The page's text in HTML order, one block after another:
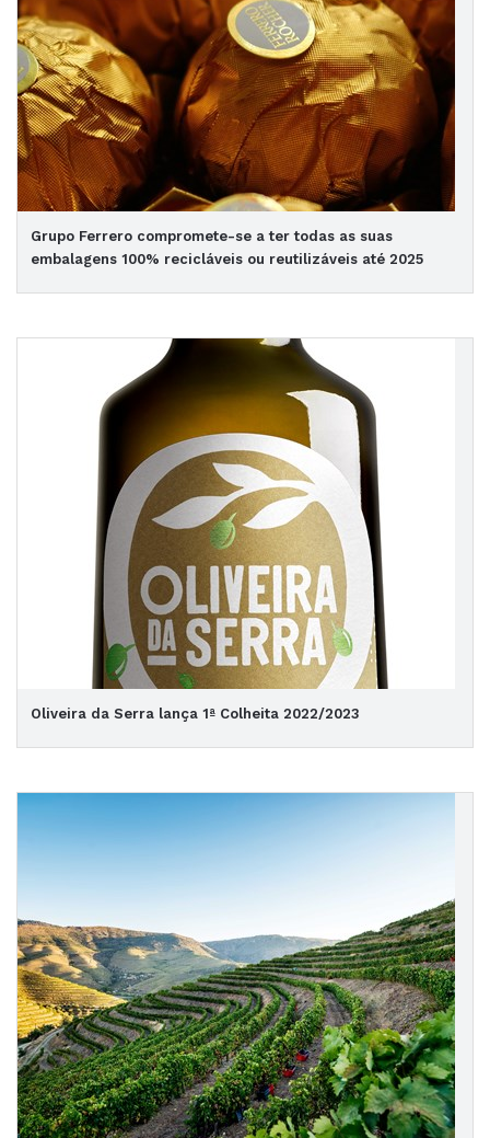
Grupo Ferrero compromete-se a ter todas as suas
embalagens 100% recicláveis ou reutilizáveis até 2025
Oliveira da Serra lança 1ª Colheita 2022/2023